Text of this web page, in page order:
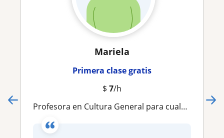
Mariela
Primera clase gratis
$ 7/h
Profesora en Cultura General para cualquier edad, dando un impulso al aprendizaje particular por ser pedagoga y orientadora